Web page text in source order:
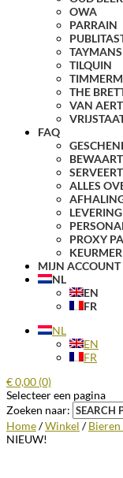
OWA
PARRAIN
TAYMANS
TILQUIN
THE
VAN AERT
FAQ
ALLES
LEVERING
PROXY
MIJN ACCOUNT
NL
EN
FR
NL
EN
FR
€0,00 (0)
Selecteer een pagina
Zoeken naar:
Home/Winkel /Bieren
NIEUW!